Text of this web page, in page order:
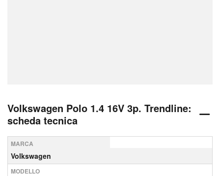
Volkswagen Polo 1.4 16V 3p. Trendline:
scheda tecnica
MARCA
Volkswagen
MODELLO